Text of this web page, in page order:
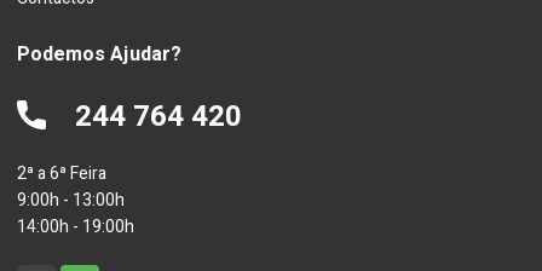
Podemos Ajudar?
244 764 420
2ª a 6ª Feira
9:00h - 13:00h
14:00h - 19:00h